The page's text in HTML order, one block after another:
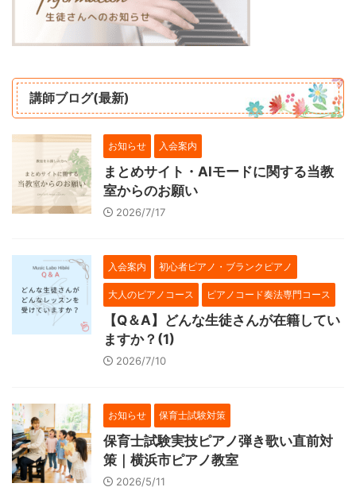
講師ブログ(最新)
お知らせ 入会案内
まとめサイト・AIモードに関する当教
室からのお願い
2026/7/17
入会案内 初心者ピアノ・ブランクピアノ
大人のピアノコース ピアノコード奏法専門コース
【Q＆A】どんな生徒さんが在籍してい
ますか？(1)
2026/7/10
お知らせ 保育士試験対策
保育士試験実技ピアノ弾き歌い直前対
策｜横浜市ピアノ教室
2026/5/11